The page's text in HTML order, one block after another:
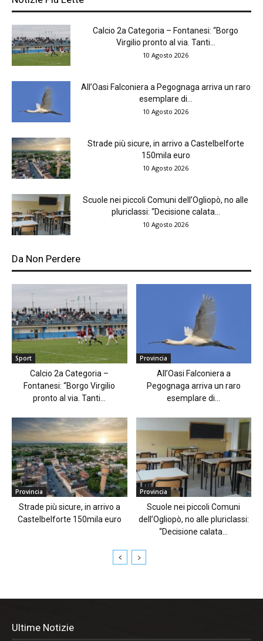
Calcio 2a Categoria – Fontanesi: “Borgo
Virgilio pronto al via. Tanti...
10 Agosto 2026
All’Oasi Falconiera a Pegognaga arriva un raro
esemplare di...
10 Agosto 2026
Strade più sicure, in arrivo a Castelbelforte
150mila euro
10 Agosto 2026
Scuole nei piccoli Comuni dell’Ogliopò, no alle
pluriclassi: “Decisione calata...
10 Agosto 2026
Da Non Perdere
Sport
Calcio 2a Categoria –
Fontanesi: “Borgo Virgilio
pronto al via. Tanti...
Provincia
All’Oasi Falconiera a
Pegognaga arriva un raro
esemplare di...
Provincia
Strade più sicure, in arrivo a
Castelbelforte 150mila euro
Provincia
Scuole nei piccoli Comuni
dell’Ogliopò, no alle pluriclassi:
“Decisione calata...
Ultime Notizie